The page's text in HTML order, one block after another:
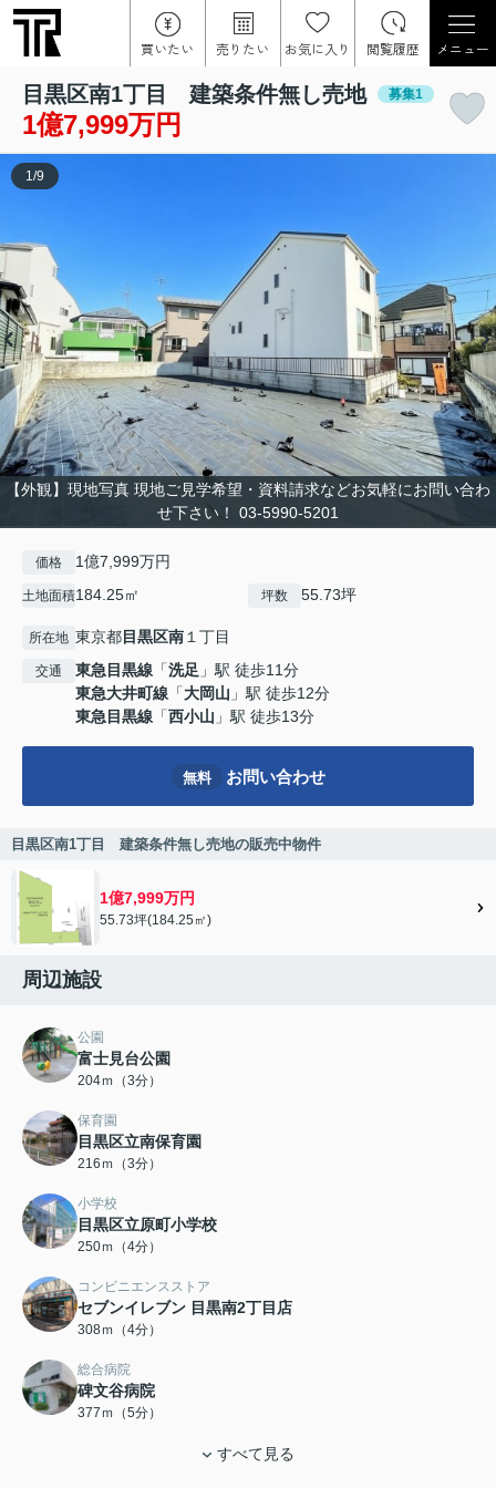
買いたい 売りたい お気に入り 閲覧履歴 メニュー
目黒区南1丁目 建築条件無し売地 募集1
1億7,999万円
【外観】現地写真 現地ご見学希望・資料請求などお気軽にお問い合わ
せ下さい！ 03-5990-5201
1 /9
価格 1億7,999万円
土地面積184.25㎡ 坪数 55.73坪
所在地 東京都目黒区南 １丁目
交通 東急目黒線 「洗足 」駅 徒歩11分
東急大井町線 「大岡山 」駅 徒歩12分
東急目黒線 「西小山 」駅 徒歩13分
無料 お問い合わせ
目黒区南1丁目 建築条件無し売地の販売中物件
1億7,999万円
55.73坪(184.25㎡)
周辺施設
公園
富士見台公園
204ｍ（3分）
保育園
目黒区立南保育園
216ｍ（3分）
小学校
目黒区立原町小学校
250ｍ（4分）
コンビニエンスストア
セブンイレブン 目黒南2丁目店
308ｍ（4分）
総合病院
碑文谷病院
377ｍ（5分）
すべて見る